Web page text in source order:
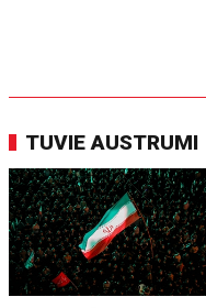
TUVIE AUSTRUMI